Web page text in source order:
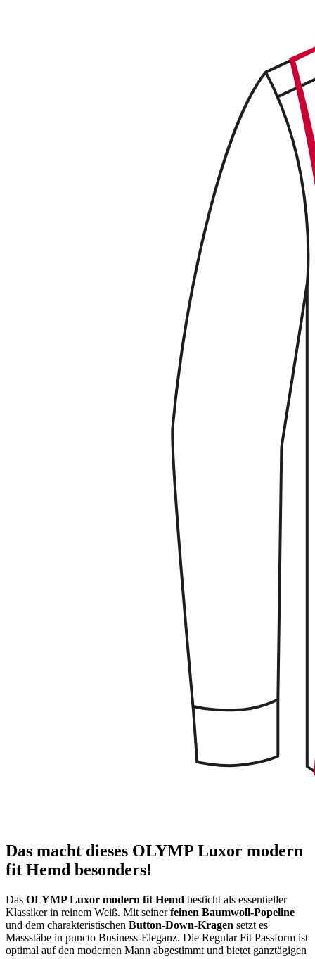
Das macht dieses OLYMP Luxor modern
fit Hemd besonders!
Das OLYMP Luxor modern fit Hemd besticht als essentieller
Klassiker in reinem Weiß. Mit seinerfeinen Baumwoll-Popeline
und dem charakteristischen Button-Down-Kragen setzt es
Massstäbe in puncto Business-Eleganz. Die Regular Fit Passform ist
optimal auf den modernen Mann abgestimmt und bietet ganztägigen